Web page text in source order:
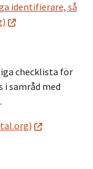
identifierare, så
checklista för
samråd med